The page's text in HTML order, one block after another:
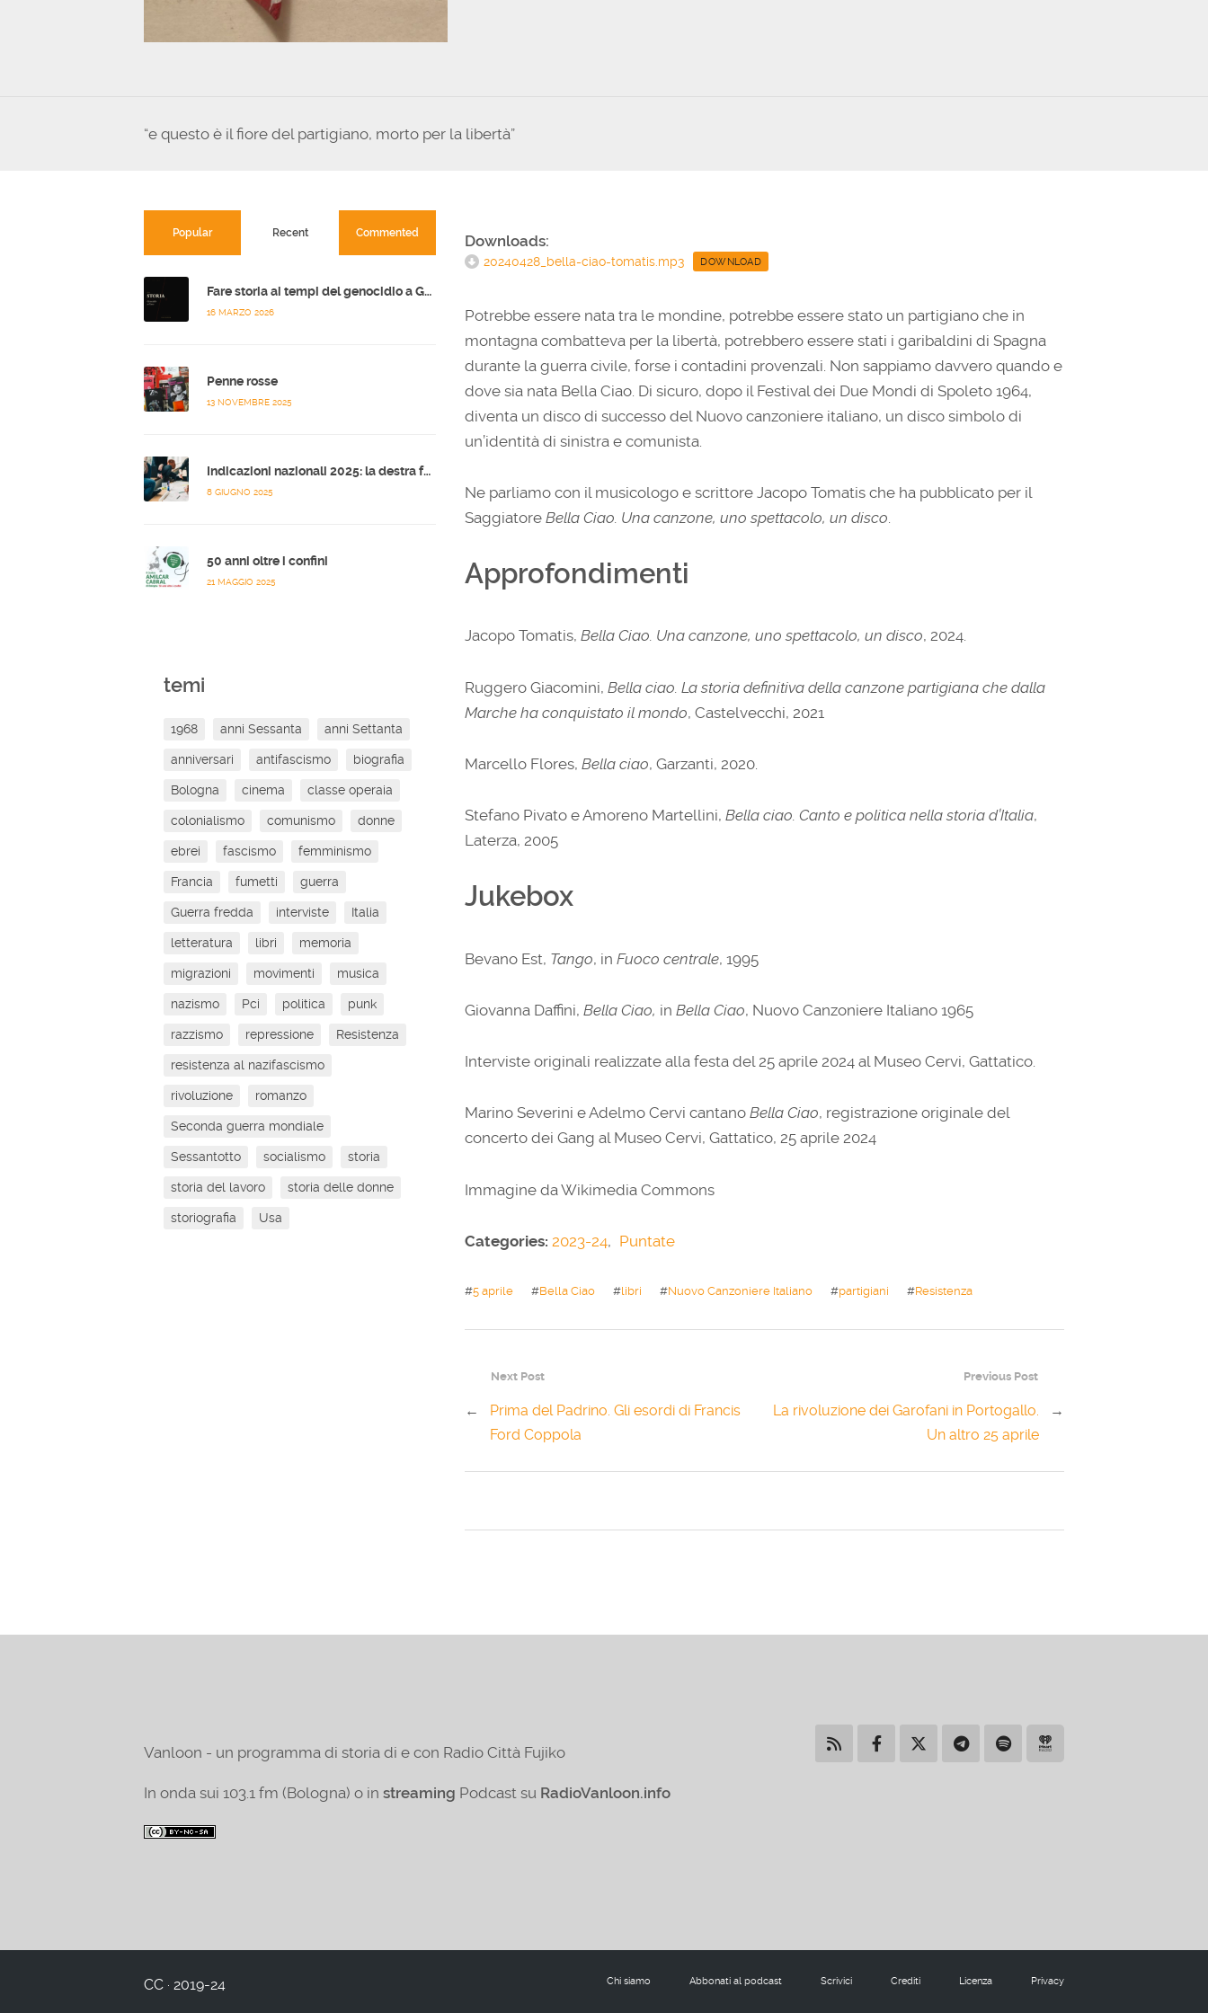
“e questo è il fiore del partigiano, morto per la libertà”
Downloads:
20240428_bella-ciao-tomatis.mp3 DOWNLOAD
Potrebbe essere nata tra le mondine, potrebbe essere stato un partigiano che in
montagna combatteva per la libertà, potrebbero essere stati i garibaldini di Spagna
durante la guerra civile, forse i contadini provenzali. Non sappiamo davvero quando e
dove sia nata Bella Ciao. Di sicuro, dopo il Festival dei Due Mondi di Spoleto 1964,
diventa un disco di successo del Nuovo canzoniere italiano, un disco simbolo di
un’identità di sinistra e comunista.
Ne parliamo con il musicologo e scrittore Jacopo Tomatis che ha pubblicato per il
SaggiatoreBella Ciao. Una canzone, uno spettacolo, un disco.
Approfondimenti
Jacopo Tomatis,Bella Ciao. Una canzone, uno spettacolo, un disco, 2024.
Ruggero Giacomini,Bella ciao. La storia definitiva della canzone partigiana che dalla
Marche ha conquistato il mondo, Castelvecchi, 2021
Marcello Flores,Bella ciao, Garzanti, 2020.
Stefano Pivato e Amoreno Martellini,Bella ciao. Canto e politica nella storia d’Italia,
Laterza, 2005
Jukebox
Bevano Est, Tango, inFuoco centrale, 1995
Giovanna Daffini,Bella Ciao, inBella Ciao, Nuovo Canzoniere Italiano 1965
Interviste originali realizzate alla festa del 25 aprile 2024 al Museo Cervi, Gattatico.
Marino Severini e Adelmo Cervi cantanoBella Ciao, registrazione originale del
concerto dei Gang al Museo Cervi, Gattatico, 25 aprile 2024
Immagine da Wikimedia Commons
Categories: 2023-24, Puntate
#5 aprile #Bella Ciao #libri #Nuovo Canzoniere Italiano #partigiani #Resistenza
Previous Post
La rivoluzione dei Garofani in Portogallo.
Un altro 25 aprile
→
Next Post
←
Prima del Padrino. Gli esordi di Francis
Ford Coppola
Popular Recent Commented
Fare storia ai tempi del genocidio a Gaza
16 MARZO 2026
Penne rosse
13 NOVEMBRE 2025
Indicazioni nazionali 2025: la destra fa scuola?
8 GIUGNO 2025
50 anni oltre i confini
21 MAGGIO 2025
temi
1968 anni Sessanta anni Settanta
anniversari antifascismo biografia
Bologna cinema classe operaia
colonialismo comunismo donne
ebrei fascismo femminismo
Francia fumetti guerra
Guerra fredda interviste Italia
letteratura libri memoria
migrazioni movimenti musica
nazismo Pci politica punk
razzismo repressione Resistenza
resistenza al nazifascismo
rivoluzione romanzo
Seconda guerra mondiale
Sessantotto socialismo storia
storia del lavoro storia delle donne
storiografia Usa
Vanloon - un programma di storia di e con Radio Città Fujiko
In onda sui 103.1 fm (Bologna) o in streaming Podcast su RadioVanloon.info
CC · 2019-24 Chi siamo Abbonati al podcast Scrivici Crediti Licenza Privacy